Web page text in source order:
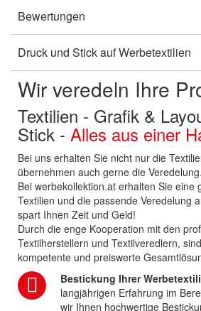
Bewertungen
Druck und Stick auf Werbetextilien
Wir veredeln Ihre
Textilien - Grafik &
Stick - Alles aus einer
Bei uns erhalten Sie nicht nur die
übernehmen auch gerne die Veredelung.
Bei werbekollektion.at erhalten Sie eine
Textilien und die passende Veredelung
spart Ihnen Zeit und Geld!
Durch die enge Kooperation mit den
Textilherstellern und Textilveredlern,
kompetente und preiswerte
Bestickung Ihrer
langjährigen Erfahrung im
wir Ihnen hochwertige